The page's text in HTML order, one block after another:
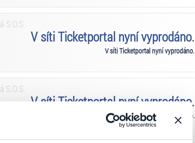
V síti Ticketportal nyní vyprodáno.
V síti Ticketportal nyní vyprodáno.
S.O.S.
V síti Ticketportal nyní vyprodáno.
V síti Ticketportal nyní vyprodáno.
S.O.S.